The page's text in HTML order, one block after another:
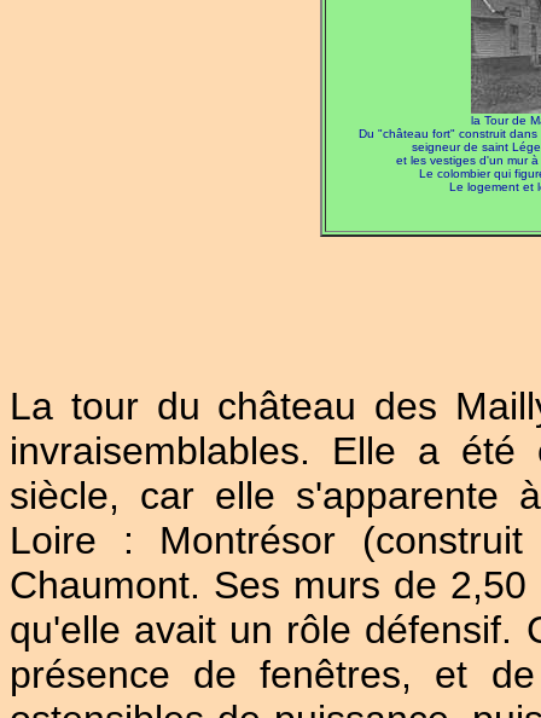
la Tour de
Du "château fort" construit dans
seigneur de saint
et les vestiges d'un mur
Le colombier qui
Le logement et
La tour du château des
invraisemblables. Elle a
siècle, car elle s'apparente
Loire : Montrésor
Chaumont. Ses murs de
qu'elle avait un rôle défensif.
présence de fenêtres, et